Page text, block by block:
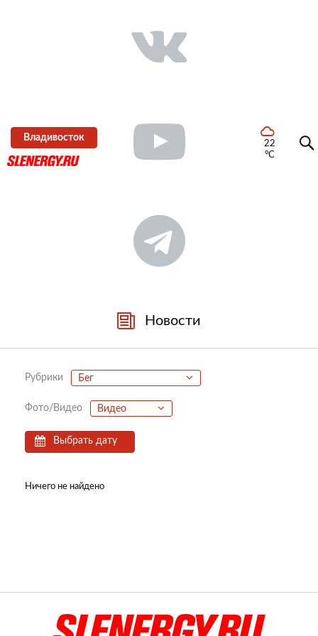
Владивосток
22
°C
Новости
Рубрики Бег
Фото/Видео Видео
Выбрать дату
Ничего не найдено